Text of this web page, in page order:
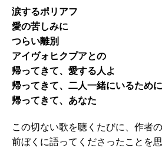
涙するポリアフ
愛の苦しみに
つらい離別
アイヴォヒクプアとの
帰ってきて、愛する人よ
帰ってきて、二人一緒にいるために
帰ってきて、あなた
この切ない歌を聴くたびに、作者
前ぼくに語ってくださったことを思